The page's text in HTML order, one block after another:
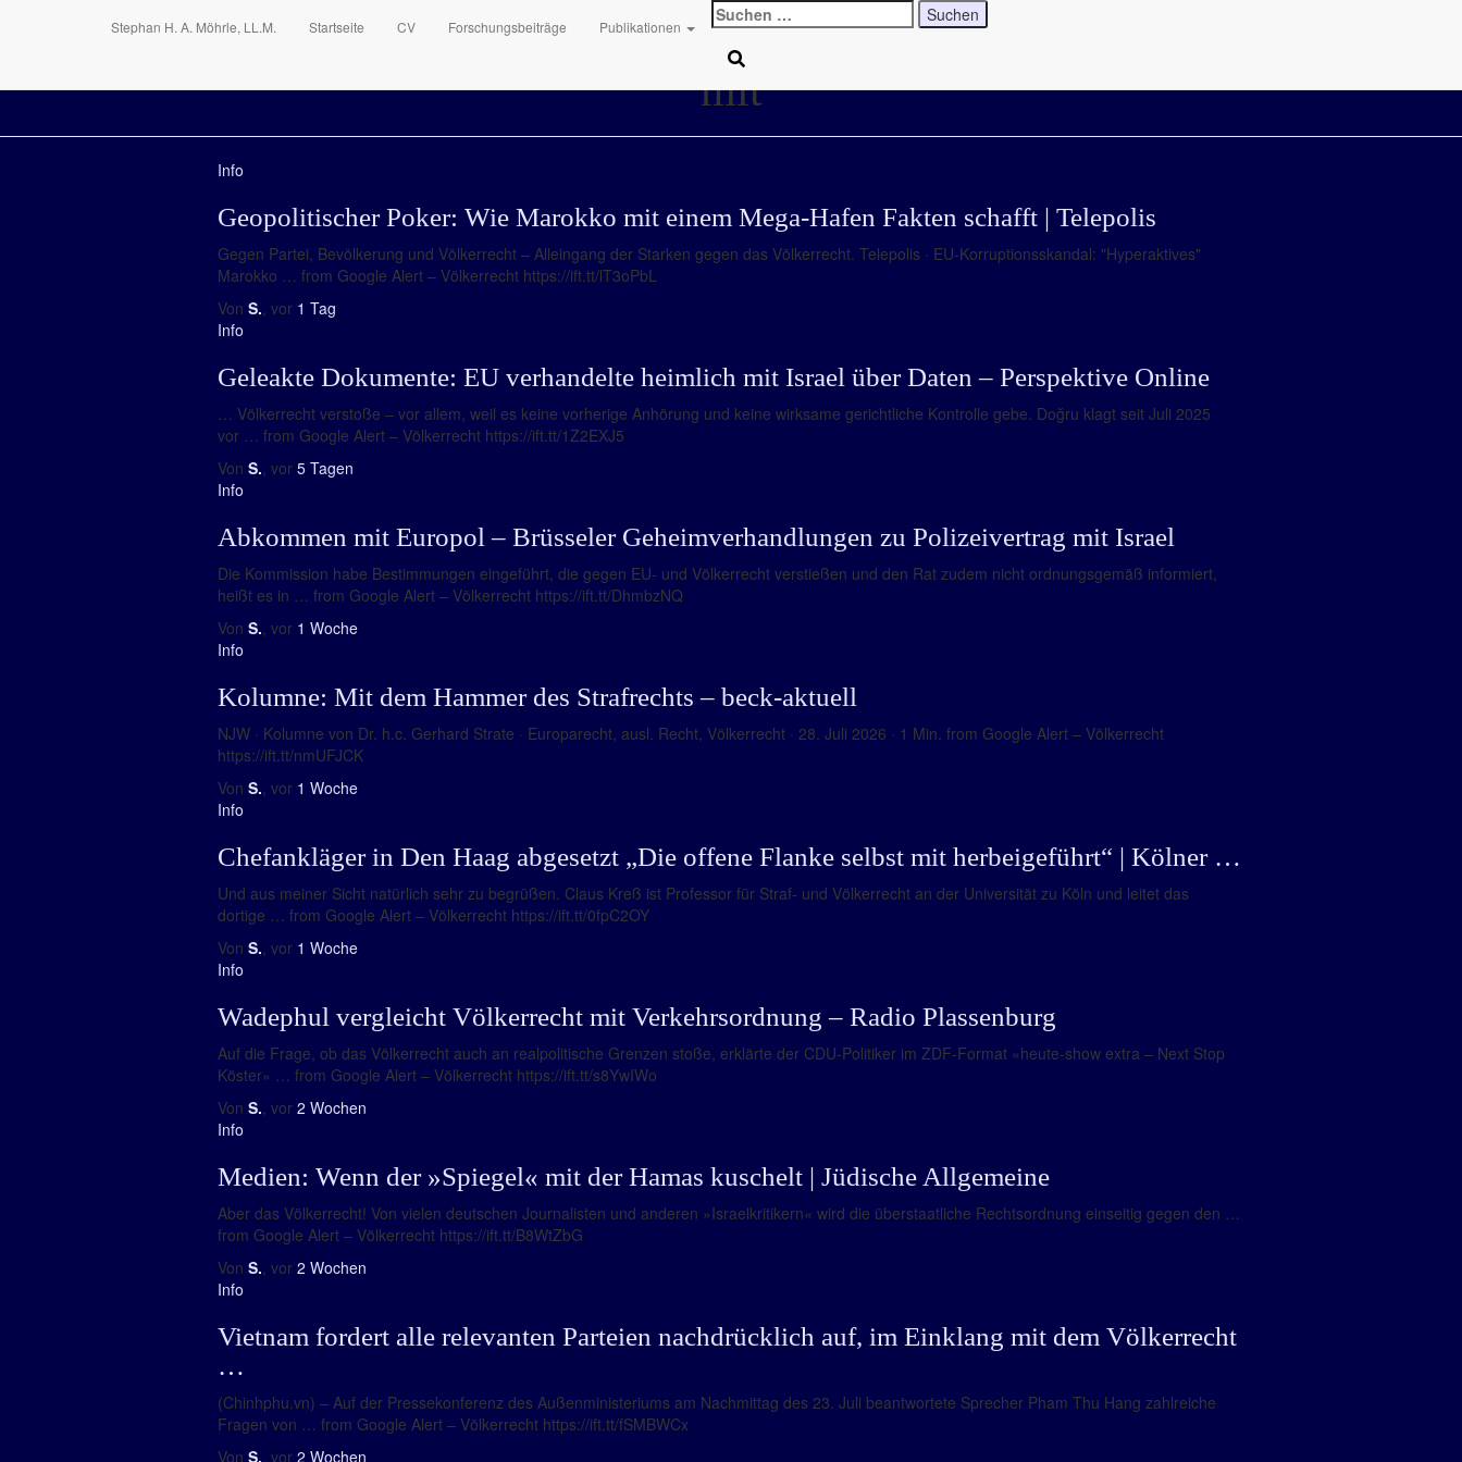
Stephan H. A. Möhrle, LL.M. Startseite CV Forschungsbeiträge Publikationen
Suchen
nach:
mit
Info
Geopolitischer Poker: Wie Marokko mit einem Mega-Hafen Fakten schafft | Telepolis
Gegen Partei, Bevölkerung und Völkerrecht – Alleingang der Starken gegen das Völkerrecht. Telepolis · EU-Korruptionsskandal: "Hyperaktives"
Marokko … from Google Alert – Völkerrecht https://ift.tt/lT3oPbL
Von S., vor 1 Tag
Info
Geleakte Dokumente: EU verhandelte heimlich mit Israel über Daten – Perspektive Online
… Völkerrecht verstoße – vor allem, weil es keine vorherige Anhörung und keine wirksame gerichtliche Kontrolle gebe. Doğru klagt seit Juli 2025
vor … from Google Alert – Völkerrecht https://ift.tt/1Z2EXJ5
Von S., vor 5 Tagen
Info
Abkommen mit Europol – Brüsseler Geheimverhandlungen zu Polizeivertrag mit Israel
Die Kommission habe Bestimmungen eingeführt, die gegen EU- und Völkerrecht verstießen und den Rat zudem nicht ordnungsgemäß informiert,
heißt es in … from Google Alert – Völkerrecht https://ift.tt/DhmbzNQ
Von S., vor 1 Woche
Info
Kolumne: Mit dem Hammer des Strafrechts – beck-aktuell
NJW · Kolumne von Dr. h.c. Gerhard Strate · Europarecht, ausl. Recht, Völkerrecht · 28. Juli 2026 · 1 Min. from Google Alert – Völkerrecht
https://ift.tt/nmUFJCK
Von S., vor 1 Woche
Info
Chefankläger in Den Haag abgesetzt „Die offene Flanke selbst mit herbeigeführt“ | Kölner …
Und aus meiner Sicht natürlich sehr zu begrüßen. Claus Kreß ist Professor für Straf- und Völkerrecht an der Universität zu Köln und leitet das
dortige … from Google Alert – Völkerrecht https://ift.tt/0fpC2OY
Von S., vor 1 Woche
Info
Wadephul vergleicht Völkerrecht mit Verkehrsordnung – Radio Plassenburg
Auf die Frage, ob das Völkerrecht auch an realpolitische Grenzen stoße, erklärte der CDU-Politiker im ZDF-Format «heute-show extra – Next Stop
Köster» … from Google Alert – Völkerrecht https://ift.tt/s8YwIWo
Von S., vor 2 Wochen
Info
Medien: Wenn der »Spiegel« mit der Hamas kuschelt | Jüdische Allgemeine
Aber das Völkerrecht! Von vielen deutschen Journalisten und anderen »Israelkritikern« wird die überstaatliche Rechtsordnung einseitig gegen den …
from Google Alert – Völkerrecht https://ift.tt/B8WtZbG
Von S., vor 2 Wochen
Info
Vietnam fordert alle relevanten Parteien nachdrücklich auf, im Einklang mit dem Völkerrecht
…
(Chinhphu.vn) – Auf der Pressekonferenz des Außenministeriums am Nachmittag des 23. Juli beantwortete Sprecher Pham Thu Hang zahlreiche
Fragen von … from Google Alert – Völkerrecht https://ift.tt/fSMBWCx
Von S. , vor 2 Wochen